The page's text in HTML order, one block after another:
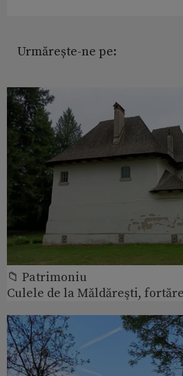
Urmărește-ne pe:
📁 Patrimoniu
Culele de la Măldăreşti,